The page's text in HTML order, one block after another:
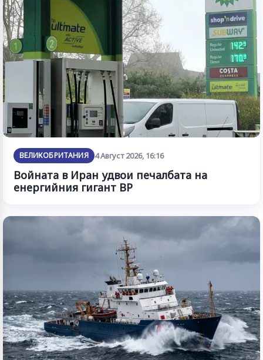
ВЕЛИКОБРИТАНИЯ 4 Август 2026, 16:16
Войната в Иран удвои печалбата на
енергийния гигант BP